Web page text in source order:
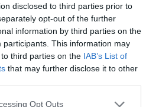
disclosed to third parties prior to
opt-out of the further
information by third parties on the
participants. This information may
third parties on the IAB’s List of
that may further disclose it to other
app uses one or more Google
Opt Outs